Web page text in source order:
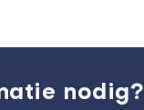
nodig?